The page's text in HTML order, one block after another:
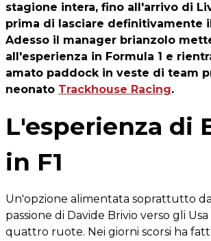
stagione intera, fino all'arrivo di
prima di lasciare definitivamente
Adesso il manager brianzolo
all'esperienza in Formula 1 e
amato paddock in veste di team
neonato Trackhouse Racing.
L'esperienza di
in F1
Un'opzione alimentata soprattutto
passione di Davide Brivio verso gli
quattro ruote. Nei giorni scorsi ha